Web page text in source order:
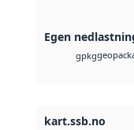
Egen
gpkg
kart.ssb.no